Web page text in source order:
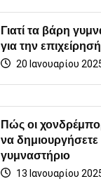
Γιατί τα βάρη
για την
20 Ιανουαρίου
Πώς οι
να δημιουργήσετε
γυμναστήριο
13 Ιανουαρίου